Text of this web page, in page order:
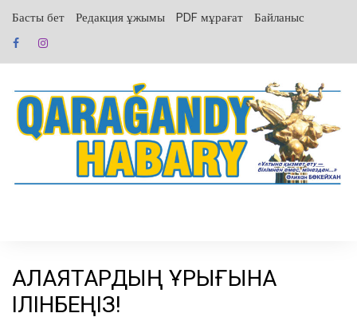
содержанию
Басты бет Редакция ұжымы PDF мұрағат Байланыс
АЛАЯҚТАРДЫҢ ҚҰРЫҒЫНА
ІЛІНБЕҢІЗ!